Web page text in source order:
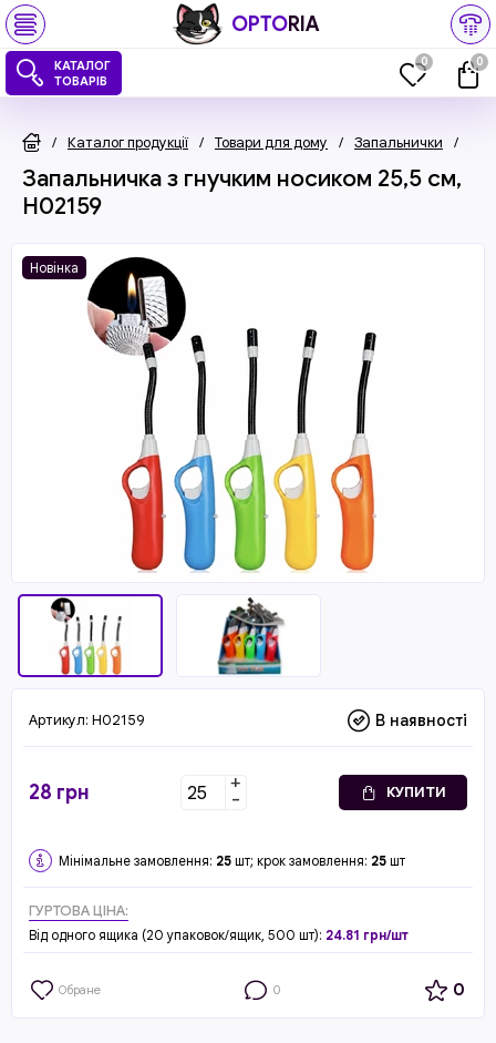
OPTORIA
КАТАЛОГ
ТОВАРІВ
0 0
/ Каталог продукції / Товари для дому / Запальнички /
Запальничка з гнучким носиком 25,5 см,
H02159
Новінка
Артикул: H02159 В наявності
28 грн +
- КУПИТИ
Мінімальне замовлення: 25 шт; крок замовлення: 25 шт
ГУРТОВА ЦІНА:
Від одного ящика (20 упаковок/ящик, 500 шт): 24.81 грн/шт
Обране 0 0